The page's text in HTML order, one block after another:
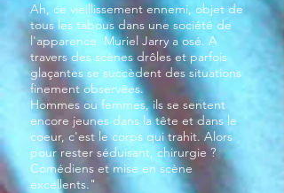
Ah, ce vieillissement ennemi, objet de
tous les tabous dans une société de
l'apparence. Muriel Jarry a osé. A
travers des scènes drôles et parfois
glaçantes se succèdent des situations
finement observées.
Hommes ou femmes, ils se sentent
encore jeunes dans la tête et dans le
coeur, c'est le corps qui trahit. Alors
pour rester séduisant, chirurgie ?
Comédiens et mise en scène
excellents."